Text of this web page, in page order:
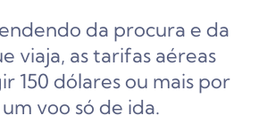
da procura e da
viaja, as tarifas aéreas
150 dólares ou mais por
voo só de ida.